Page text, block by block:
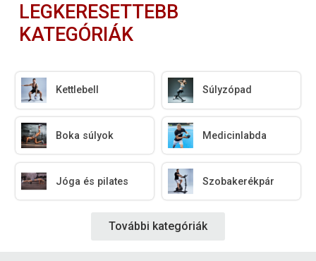
LEGKERESETTEBB
KATEGÓRIÁK
Kettlebell Súlyzópad
Boka súlyok Medicinlabda
Jóga és pilates Szobakerékpár
További kategóriák